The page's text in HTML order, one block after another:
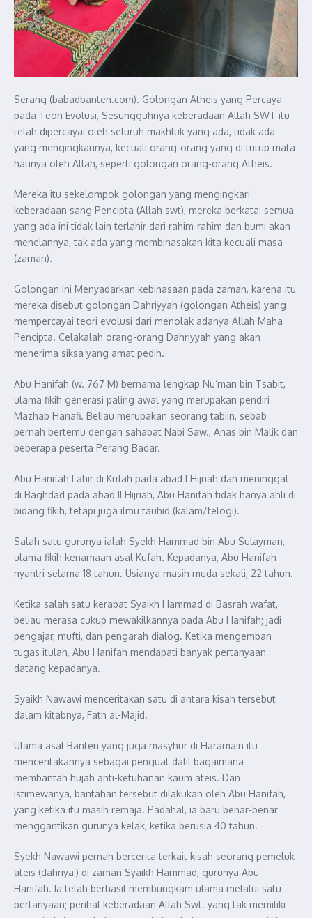
Serang (babadbanten.com). Golongan Atheis yang Percaya
pada Teori Evolusi, Sesungguhnya keberadaan Allah SWT itu
telah dipercayai oleh seluruh makhluk yang ada, tidak ada
yang mengingkarinya, kecuali orang-orang yang di tutup mata
hatinya oleh Allah, seperti golongan orang-orang Atheis.
Mereka itu sekelompok golongan yang mengingkari
keberadaan sang Pencipta (Allah swt), mereka berkata: semua
yang ada ini tidak lain terlahir dari rahim-rahim dan bumi akan
menelannya, tak ada yang membinasakan kita kecuali masa
(zaman).
Golongan ini Menyadarkan kebinasaan pada zaman, karena itu
mereka disebut golongan Dahriyyah (golongan Atheis) yang
mempercayai teori evolusi dari menolak adanya Allah Maha
Pencipta. Celakalah orang-orang Dahriyyah yang akan
menerima siksa yang amat pedih.
Abu Hanifah (w. 767 M) bernama lengkap Nu‘man bin Tsabit,
ulama fikih generasi paling awal yang merupakan pendiri
Mazhab Hanafi. Beliau merupakan seorang tabiin, sebab
pernah bertemu dengan sahabat Nabi Saw., Anas bin Malik dan
beberapa peserta Perang Badar.
Abu Hanifah Lahir di Kufah pada abad I Hijriah dan meninggal
di Baghdad pada abad II Hijriah, Abu Hanifah tidak hanya ahli di
bidang fikih, tetapi juga ilmu tauhid (kalam/telogi).
Salah satu gurunya ialah Syekh Hammad bin Abu Sulayman,
ulama fikih kenamaan asal Kufah. Kepadanya, Abu Hanifah
nyantri selama 18 tahun. Usianya masih muda sekali, 22 tahun.
Ketika salah satu kerabat Syaikh Hammad di Basrah wafat,
beliau merasa cukup mewakilkannya pada Abu Hanifah; jadi
pengajar, mufti, dan pengarah dialog. Ketika mengemban
tugas itulah, Abu Hanifah mendapati banyak pertanyaan
datang kepadanya.
Syaikh Nawawi menceritakan satu di antara kisah tersebut
dalam kitabnya, Fath al-Majid.
Ulama asal Banten yang juga masyhur di Haramain itu
menceritakannya sebagai penguat dalil bagaimana
membantah hujah anti-ketuhanan kaum ateis. Dan
istimewanya, bantahan tersebut dilakukan oleh Abu Hanifah,
yang ketika itu masih remaja. Padahal, ia baru benar-benar
menggantikan gurunya kelak, ketika berusia 40 tahun.
Syekh Nawawi pernah bercerita terkait kisah seorang pemeluk
ateis (dahriya’) di zaman Syaikh Hammad, gurunya Abu
Hanifah. Ia telah berhasil membungkam ulama melalui satu
pertanyaan; perihal keberadaan Allah Swt. yang tak memiliki